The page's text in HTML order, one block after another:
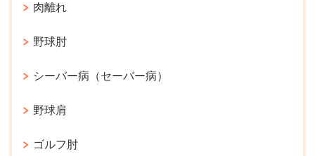
肉離れ
野球肘
シーバー病（セーバー病）
野球肩
ゴルフ肘